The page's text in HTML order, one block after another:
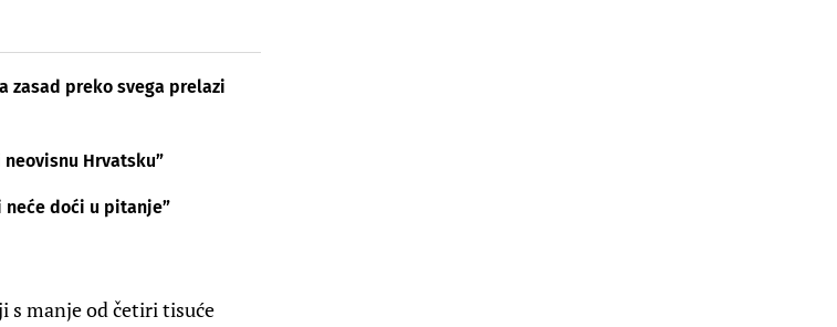
zasad preko svega prelazi
Hrvatsku”
neće doći u pitanje”
s manje od četiri tisuće